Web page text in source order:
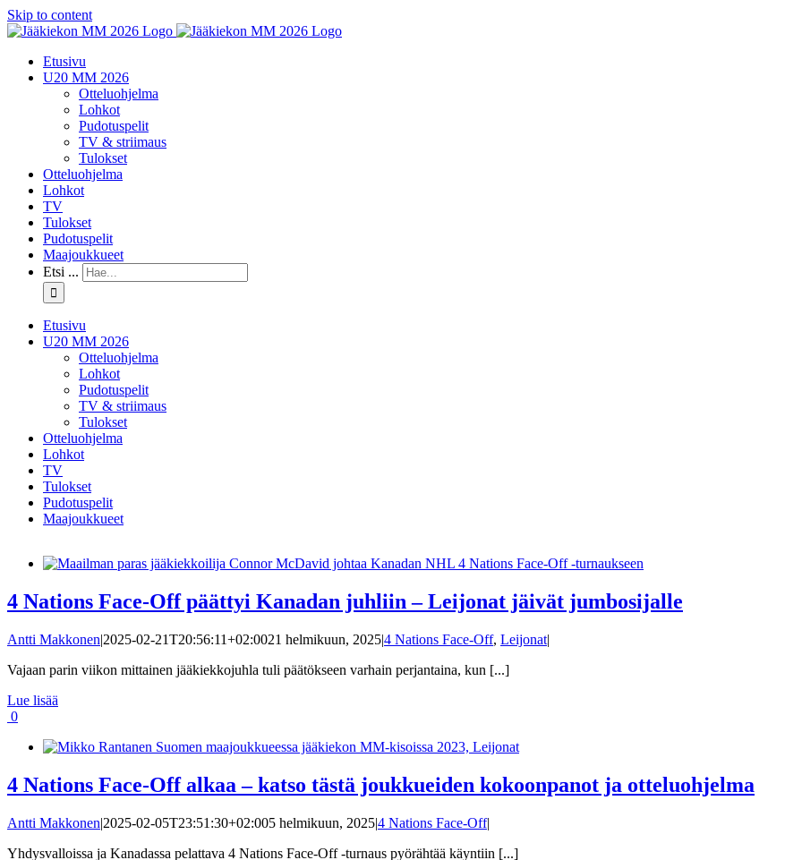
Skip to content
Etusivu
U20 MM 2026
Otteluohjelma
Lohkot
Pudotuspelit
TV & striimaus
Tulokset
Otteluohjelma
Lohkot
TV
Tulokset
Pudotuspelit
Maajoukkueet
Etsi ...
Etusivu
U20 MM 2026
Otteluohjelma
Lohkot
Pudotuspelit
TV & striimaus
Tulokset
Otteluohjelma
Lohkot
TV
Tulokset
Pudotuspelit
Maajoukkueet
4 Nations Face-Off päättyi Kanadan juhliin – Leijonat jäivät jumbosijalle
Antti Makkonen|2025-02-21T20:56:11+02:0021 helmikuun, 2025|4 Nations Face-Off, Leijonat|
Vajaan parin viikon mittainen jääkiekkojuhla tuli päätökseen varhain perjantaina, kun [...]
Lue lisää
0
4 Nations Face-Off alkaa – katso tästä joukkueiden kokoonpanot ja otteluohjelma
Antti Makkonen|2025-02-05T23:51:30+02:005 helmikuun, 2025|4 Nations Face-Off|
Yhdysvalloissa ja Kanadassa pelattava 4 Nations Face-Off -turnaus pyörähtää käyntiin [...]